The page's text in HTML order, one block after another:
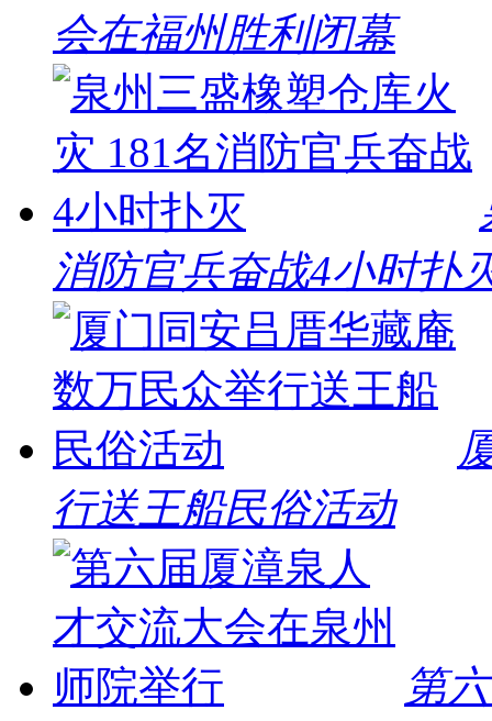
会在福州胜利闭幕
消防官兵奋战4小时扑
行送王船民俗活动
第